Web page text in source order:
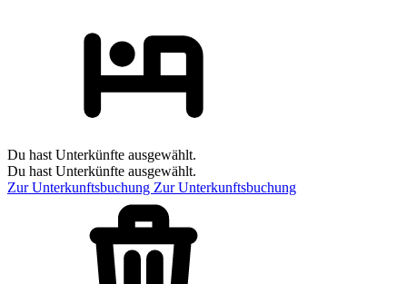
Du hast Unterkünfte ausgewählt.
Du hast Unterkünfte ausgewählt.
Zur Unterkunftsbuchung Zur Unterkunftsbuchung